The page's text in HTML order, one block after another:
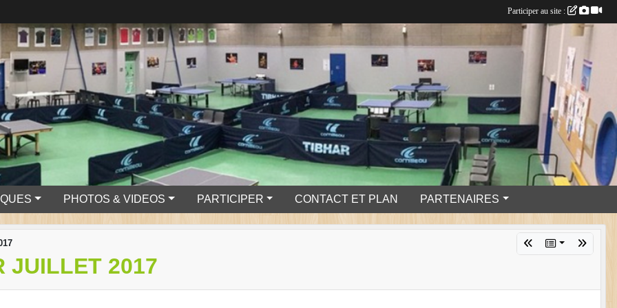
PHOTOS & VIDEOS PARTICIPER CONTACT ET PLAN PARTENAIRES
JUILLET 2017
Participer au site :